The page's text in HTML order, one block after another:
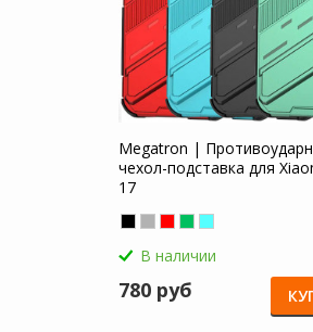
Megatron |
чехол-подставка для
17
В наличии
780 руб